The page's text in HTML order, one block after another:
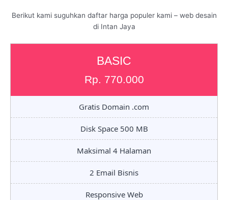
Berikut kami suguhkan daftar harga populer kami – web desain
di Intan Jaya
BASIC
Rp. 770.000
Gratis Domain .com
Disk Space 500 MB
Maksimal 4 Halaman
2 Email Bisnis
Responsive Web